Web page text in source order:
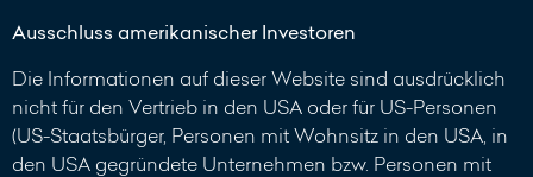
Ausschluss amerikanischer Investoren
Die Informationen auf dieser Website sind ausdrücklich
nicht für den Vertrieb in den USA oder für US-Personen
(US-Staatsbürger, Personen mit Wohnsitz in den USA, in
den USA gegründete Unternehmen bzw. Personen mit